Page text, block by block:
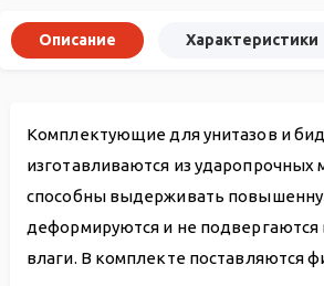
Описание Характеристики
Комплектующие для унитазов и
изготавливаются из ударопрочных
способны выдерживать
деформируются и не подвергаются
влаги. В комплекте поставляются